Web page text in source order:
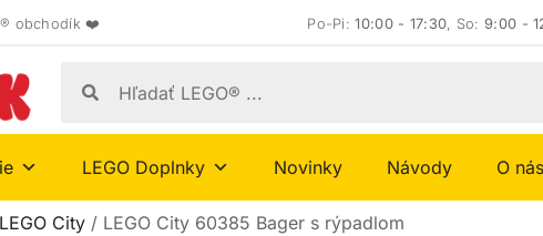
obchodík ❤️ Po-Pi:10:00 - 17:30, So:9:00 -
LEGO Doplnky Novinky Návody O nás
LEGO City / LEGO City 60385 Bager s rýpadlom